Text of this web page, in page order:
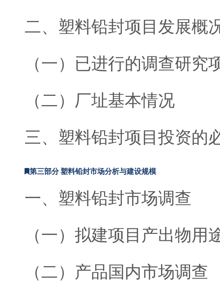
二、塑料铅封项目发展概
（一）已进行的调查研究
（二）厂址基本情况
三、塑料铅封项目投资的
第三部分 塑料铅封市场分析与建设规模
一、塑料铅封市场调查
（一）拟建项目产出物用
（二）产品国内市场调查